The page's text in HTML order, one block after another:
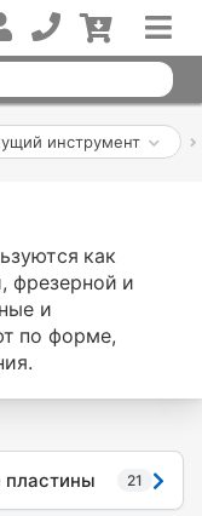
инструмент
как
фрезерной и
и
по форме,
пластины 21